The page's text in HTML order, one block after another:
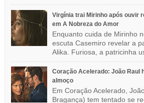
Virgínia trai Mirinho após ouvir
em A Nobreza do Amor
Enquanto cuida de Mirinho
escuta Casemiro revelar a
Alika. Furiosa, a patricinha
Coração Acelerado: João Raul
almoço
Em Coração Acelerado,
Bragança) tem tentado se